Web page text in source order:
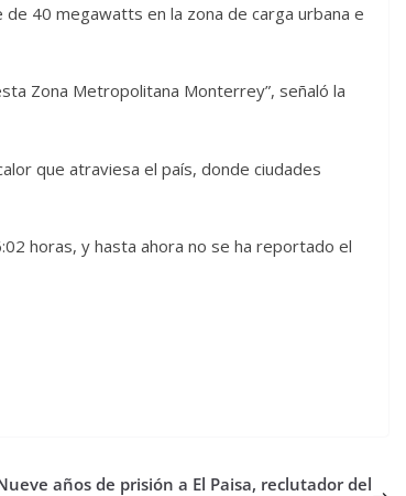
de 40 megawatts en la zona de carga urbana e
Zona Metropolitana Monterrey”, señaló la
que atraviesa el país, donde ciudades
horas, y hasta ahora no se ha reportado el
años de prisión a El Paisa, reclutador del